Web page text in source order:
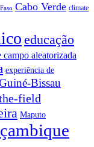
Cabo Verde climate
educação
campo aleatorizada
experiência de
Bissau
field
Maputo